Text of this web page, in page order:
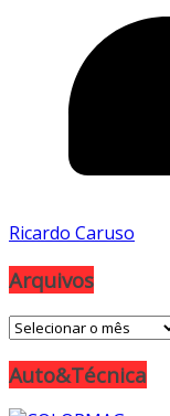
Ricardo Caruso
Arquivos
Arquivos
Auto&Técnica